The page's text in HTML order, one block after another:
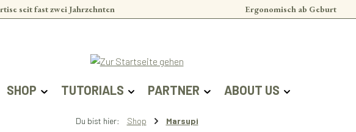
seit fast zwei Jahrzehnten Ergonomisch ab Geburt
SHOP TUTORIALS PARTNER ABOUT US
Du bist hier: Shop Marsupi